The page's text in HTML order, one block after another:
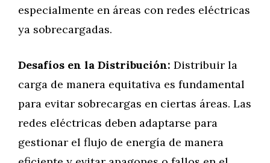
especialmente en áreas con redes eléctricas
ya sobrecargadas.
Desafíos en la Distribución: Distribuir la
carga de manera equitativa es fundamental
para evitar sobrecargas en ciertas áreas. Las
redes eléctricas deben adaptarse para
gestionar el flujo de energía de manera